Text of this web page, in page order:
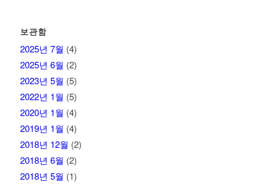
보관함
2025년 7월 (4)
2025년 6월 (2)
2023년 5월 (5)
2022년 1월 (5)
2020년 1월 (4)
2019년 1월 (4)
2018년 12월 (2)
2018년 6월 (2)
2018년 5월 (1)